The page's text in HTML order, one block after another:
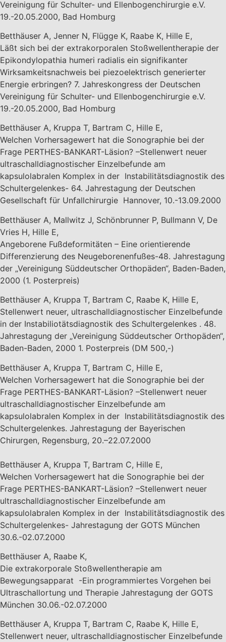
Vereinigung für Schulter- und Ellenbogenchirurgie e.V.
19.-20.05.2000, Bad Homburg
Betthäuser A, Jenner N, Flügge K, Raabe K, Hille E,
Läßt sich bei der extrakorporalen Stoßwellentherapie der
Epikondylopathia humeri radialis ein signifikanter
Wirksamkeitsnachweis bei piezoelektrisch generierter
Energie erbringen? 7. Jahreskongress der Deutschen
Vereinigung für Schulter- und Ellenbogenchirurgie e.V.
19.-20.05.2000, Bad Homburg
Betthäuser A, Kruppa T, Bartram C, Hille E,
Welchen Vorhersagewert hat die Sonographie bei der
Frage PERTHES-BANKART-Läsion? –Stellenwert neuer
ultraschalldiagnostischer Einzelbefunde am
kapsulolabralen Komplex in der Instabilitätsdiagnostik des
Schultergelenkes- 64. Jahrestagung der Deutschen
Gesellschaft für Unfallchirurgie Hannover, 10.-13.09.2000
Betthäuser A, Mallwitz J, Schönbrunner P, Bullmann V, De
Vries H, Hille E,
Angeborene Fußdeformitäten – Eine orientierende
Differenzierung des Neugeborenenfußes-48. Jahrestagung
der „Vereinigung Süddeutscher Orthopäden“, Baden-Baden,
2000 (1. Posterpreis)
Betthäuser A, Kruppa T, Bartram C, Raabe K, Hille E,
Stellenwert neuer, ultraschalldiagnostischer Einzelbefunde
in der Instabiliotätsdiagnostik des Schultergelenkes . 48.
Jahrestagung der „Vereinigung Süddeutscher Orthopäden“,
Baden-Baden, 2000 1. Posterpreis (DM 500,-)
Betthäuser A, Kruppa T, Bartram C, Hille E,
Welchen Vorhersagewert hat die Sonographie bei der
Frage PERTHES-BANKART-Läsion? –Stellenwert neuer
ultraschalldiagnostischer Einzelbefunde am
kapsulolabralen Komplex in der Instabilitätsdiagnostik des
Schultergelenkes. Jahrestagung der Bayerischen
Chirurgen, Regensburg, 20.–22.07.2000
Betthäuser A, Kruppa T, Bartram C, Hille E,
Welchen Vorhersagewert hat die Sonographie bei der
Frage PERTHES-BANKART-Läsion? –Stellenwert neuer
ultraschalldiagnostischer Einzelbefunde am
kapsulolabralen Komplex in der Instabilitätsdiagnostik des
Schultergelenkes- Jahrestagung der GOTS München
30.6.-02.07.2000
Betthäuser A, Raabe K,
Die extrakorporale Stoßwellentherapie am
Bewegungsapparat -Ein programmiertes Vorgehen bei
Ultraschallortung und Therapie Jahrestagung der GOTS
München 30.06.-02.07.2000
Betthäuser A, Kruppa T, Bartram C, Raabe K, Hille E,
Stellenwert neuer, ultraschalldiagnostischer Einzelbefunde